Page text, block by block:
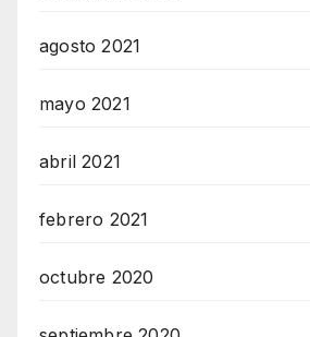
agosto 2021
mayo 2021
abril 2021
febrero 2021
octubre 2020